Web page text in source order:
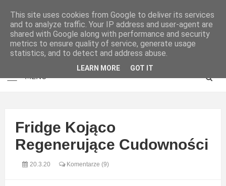
Fridge Kojąco
Regenerujące Cudowności
20.3.20 Komentarze (9)
This site uses cookies from Google to deliver its services
and to analyze traffic. Your IP address and user-agent are
shared with Google along with performance and security
metrics to ensure quality of service, generate usage
statistics, and to detect and address abuse.
LEARN MORE GOT IT